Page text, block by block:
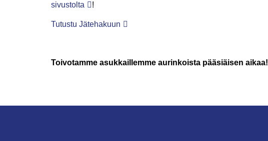
sivustolta
!
Tutustu Jätehakuun
Toivotamme asukkaillemme aurinkoista pääsiäisen aikaa!